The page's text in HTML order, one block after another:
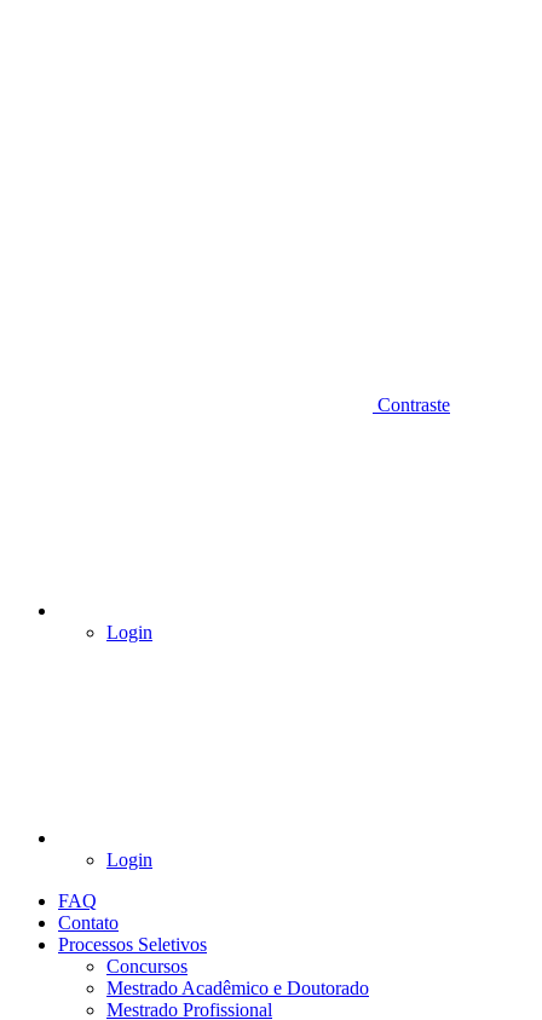
Contraste
Login
Login
FAQ
Contato
Processos Seletivos
Concursos
Mestrado Acadêmico e Doutorado
Mestrado Profissional